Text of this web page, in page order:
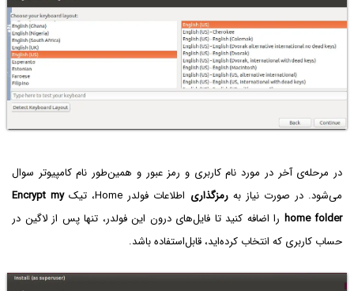
در مرحله‌ی آخر در مورد نام کاربری و رمز عبور و همین‌طور نام کامپیوتر سوال
می‌شود. در صورت نیاز بهرمزگذاری اطلاعات فولدر Home، تیک
Encrypt my
home folder‌ را اضافه کنید تا فایل‌های درون این فولدر، تنها پس از لاگین در
حساب کاربری که انتخاب کرده‌اید، قابل‌استفاده باشد.